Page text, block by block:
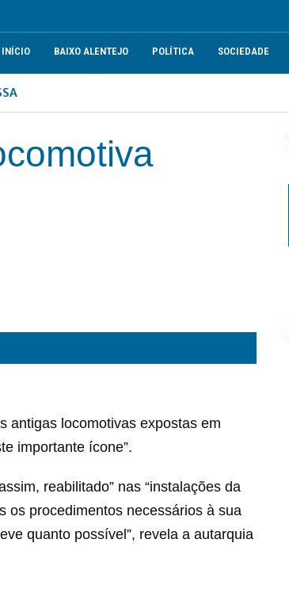
INÍCIO BAIXO ALENTEJO POLÍTICA SOCIEDADE
antigas locomotivas expostas em
importante ícone”.
reabilitado” nas “instalações da
os procedimentos necessários à sua
quanto possível”, revela a autarquia